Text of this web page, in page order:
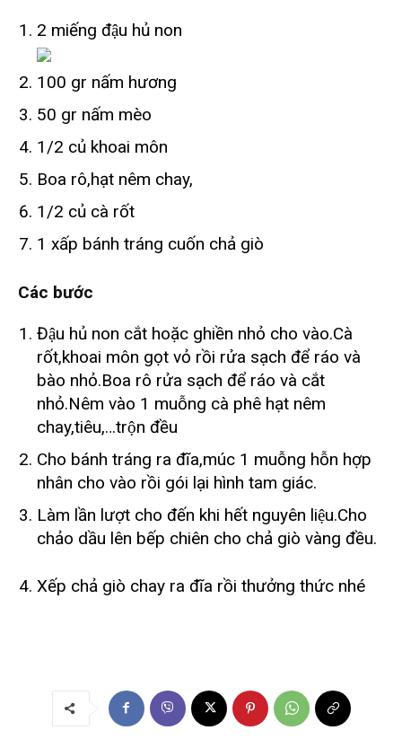
2 miếng đậu hủ non
100 gr nấm hương
50 gr nấm mèo
1/2 củ khoai môn
Boa rô,hạt nêm chay,
1/2 củ cà rốt
1 xấp bánh tráng cuốn chả giò
Các bước
Đậu hủ non cắt hoặc ghiền nhỏ cho vào.Cà
rốt,khoai môn gọt vỏ rồi rửa sạch để ráo và
bào nhỏ.Boa rô rửa sạch để ráo và cắt
nhỏ.Nêm vào 1 muỗng cà phê hạt nêm
chay,tiêu,…trộn đều
Cho bánh tráng ra đĩa,múc 1 muỗng hỗn hợp
nhân cho vào rồi gói lại hình tam giác.
Làm lần lượt cho đến khi hết nguyên liệu.Cho
chảo dầu lên bếp chiên cho chả giò vàng đều.
Xếp chả giò chay ra đĩa rồi thưởng thức nhé